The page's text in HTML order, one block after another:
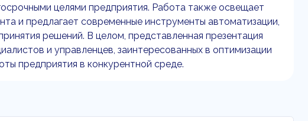
целями предприятия. Работа также освещает
и предлагает современные инструменты автоматизации,
решений. В целом, представленная презентация
и управленцев, заинтересованных в оптимизации
предприятия в конкурентной среде.